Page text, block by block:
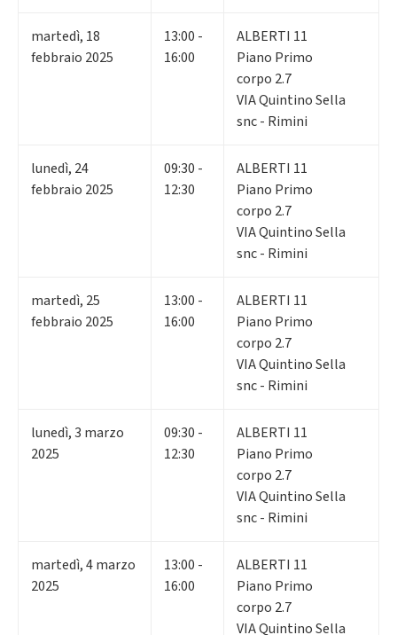
martedì, 18
febbraio 2025
13:00 -
16:00
ALBERTI 11
Piano Primo
corpo 2.7
VIA Quintino Sella
snc - Rimini
lunedì, 24
febbraio 2025
09:30 -
12:30
ALBERTI 11
Piano Primo
corpo 2.7
VIA Quintino Sella
snc - Rimini
martedì, 25
febbraio 2025
13:00 -
16:00
ALBERTI 11
Piano Primo
corpo 2.7
VIA Quintino Sella
snc - Rimini
lunedì,3 marzo
2025
09:30 -
12:30
ALBERTI 11
Piano Primo
corpo 2.7
VIA Quintino Sella
snc - Rimini
martedì,4marzo
2025
13:00 -
16:00
ALBERTI 11
Piano Primo
corpo 2.7
VIA Quintino Sella